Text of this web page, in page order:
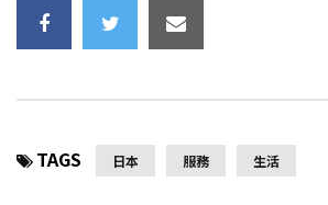
TAGS 日本 服務 生活